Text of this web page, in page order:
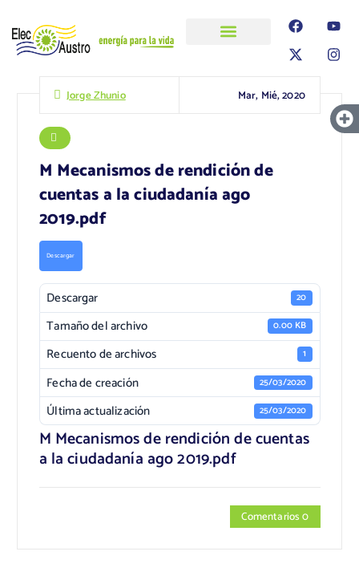
Jorge Zhunio Mar, Mié, 2020
M Mecanismos de rendición de
cuentas a la ciudadanía ago
2019.pdf
Descargar
Descargar 20
Tamaño del archivo 0.00 KB
Recuento de archivos 1
Fecha de creación 25/03/2020
Última actualización 25/03/2020
M Mecanismos de rendición de cuentas
a la ciudadanía ago 2019.pdf
Comentarios 0